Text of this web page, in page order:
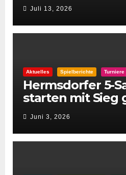
Juli 13, 2026
Aktuelles Spielberichte Turniere
Hermsdorfer 5-
starten mit Sieg
Spintastics in den
Juni 3, 2026